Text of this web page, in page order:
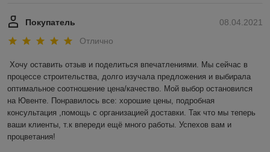
08.04.2021
Покупатель
Отлично
Хочу оставить отзыв и поделиться впечатлениями. Мы сейчас в
процессе строительства, долго изучала предложения и выбирала
оптимальное соотношение цена/качество. Мой выбор остановился
на Ювенте. Понравилось все: хорошие цены, подробная
консультация ,помощь с организацией доставки. Так что мы теперь
ваши клиенты, т.к впереди ещё много работы. Успехов вам и
процветания!